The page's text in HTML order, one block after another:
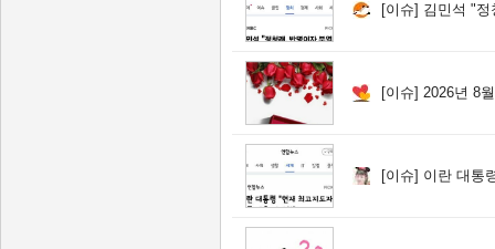
[이슈] 김민석 "정청래
[이슈] 2026년 8
[이슈] 이란 대통령